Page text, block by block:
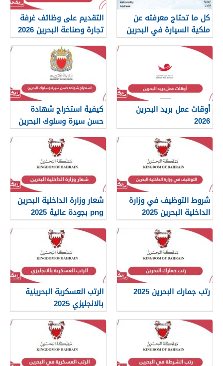
كل ما تحتاج معرفته عن
ملكية السيارة في البحرين
التقديم على وظائف غرفة
تجارة وصناعة البحرين 2026
أوقات عمل بريد البحرين
2026
كيفية استخراج شهادة
حسن سيرة وسلوك البحرين
2026
شروط التوظيف في وزارة
الداخلية البحرين 2025
شعار وزارة الداخلية البحرين
png بجودة عالية 2025
رتب جمارك البحرين 2025
الرتب العسكرية البحرينية
بالانجليزي 2025